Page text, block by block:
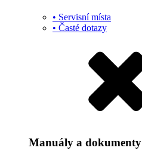
• Servisní místa
• Časté dotazy
Manuály a dokumenty